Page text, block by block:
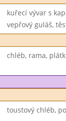
kuřecí vývar s
vepřový guláš,
chléb, rama,
toustový chléb,